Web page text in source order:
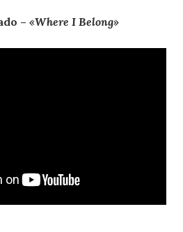
– «Where I Belong»